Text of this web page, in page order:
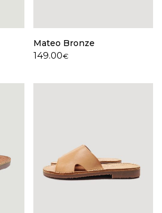
Mateo Bronze
149.00€